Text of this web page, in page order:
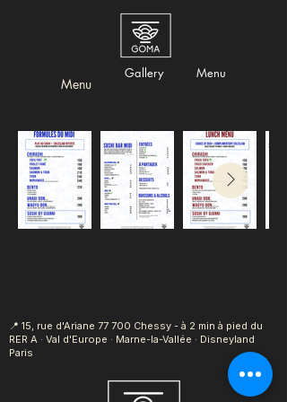
Menu
Gallery Menu
📍 15, rue d'Ariane 77 700 Chessy - à 2 min à pied du
RER A · Val d'Europe · Marne-la-Vallée · Disneyland
Paris